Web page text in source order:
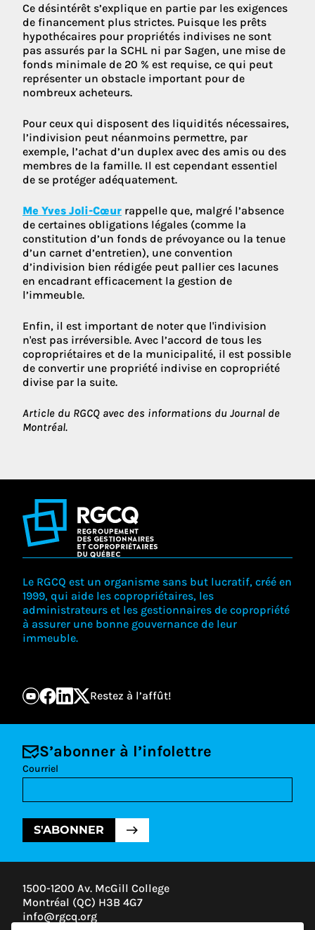
Ce désintérêt s’explique en partie par les exigences
de financement plus strictes. Puisque les prêts
hypothécaires pour propriétés indivises ne sont
pas assurés par la SCHL ni par Sagen, une mise de
fonds minimale de 20 % est requise, ce qui peut
représenter un obstacle important pour de
nombreux acheteurs.
Pour ceux qui disposent des liquidités nécessaires,
l’indivision peut néanmoins permettre, par
exemple, l’achat d’un duplex avec des amis ou des
membres de la famille. Il est cependant essentiel
de se protéger adéquatement.
Me Yves Joli-Cœur rappelle que, malgré l’absence
de certaines obligations légales (comme la
constitution d’un fonds de prévoyance ou la tenue
d’un carnet d’entretien), une convention
d’indivision bien rédigée peut pallier ces lacunes
en encadrant efficacement la gestion de
l’immeuble.
Enfin, il est important de noter que l'indivision
n'est pas irréversible. Avec l’accord de tous les
copropriétaires et de la municipalité, il est possible
de convertir une propriété indivise en copropriété
divise par la suite.
Article du RGCQ avec des informations du Journal de
Montréal.
Le RGCQ est un organisme sans but lucratif, créé en
1999, qui aide les copropriétaires, les
administrateurs et les gestionnaires de copropriété
à assurer une bonne gouvernance de leur
immeuble.
Restez à l’affût!
S’abonner à l’infolettre
Courriel
S'ABONNER
1500-1200 Av. McGill College
Montréal (QC) H3B 4G7
info@rgcq.org